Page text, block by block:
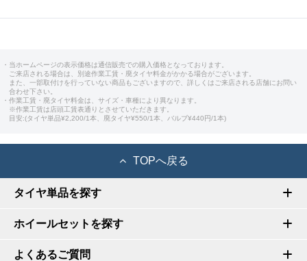
・当ホームページの表示価格は通信販売での購入価格となっております。
ご来店される場合は、別途作業工賃・廃タイヤ料金がかかる場合がございます。
また、一部取付けを行っていない商品もございますので、詳しくはご来店される店舗にお問い
合わせ下さい。
・作業工賃・廃タイヤ料金は、サイズ・車種により異なります。
※作業工賃は店頭工賃表通りとさせていただきます。
目安:(タイヤ単品¥2,200/1本、廃タイヤ¥550/1本、バルブ¥440円/1本)
TOPへ戻る
タイヤ単品を探す
ホイールセットを探す
よくあるご質問